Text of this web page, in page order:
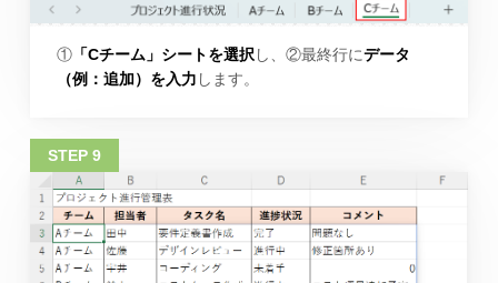
①「Cチーム」シートを選択 し、②最終行にデータ
（例：追加）を入力 します。